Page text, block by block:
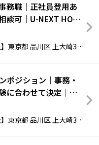
務職｜正社員登用あ
談可｜U-NEXT HOLD
大崎3丁目1-1 目黒セントラルスクエア
ポジション｜事務・
に合わせて決定｜東
大崎3丁目1-1 目黒セントラルスクエア